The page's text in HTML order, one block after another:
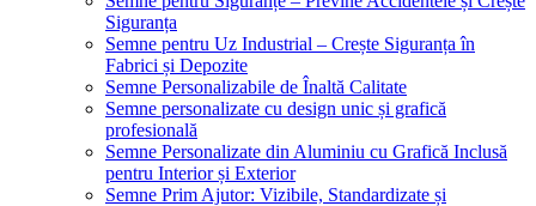
Siguranța
Semne pentru Uz Industrial – Crește Siguranța în
Fabrici și Depozite
Semne Personalizabile de Înaltă Calitate
Semne personalizate cu design unic și grafică
profesională
Semne Personalizate din Aluminiu cu Grafică Inclusă
pentru Interior și Exterior
Semne Prim Ajutor: Vizibile, Standardizate și